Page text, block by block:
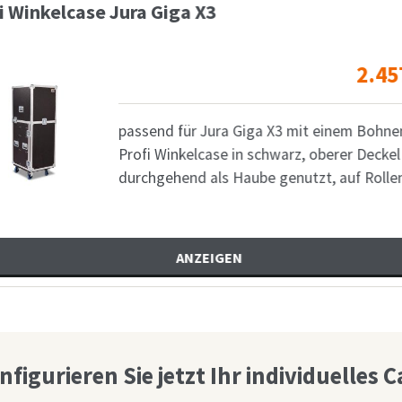
mit einem Bohnentank
oberer Deckel
genutzt, auf Rollen
Garderobencase
Sie jetzt Ihr individuelles